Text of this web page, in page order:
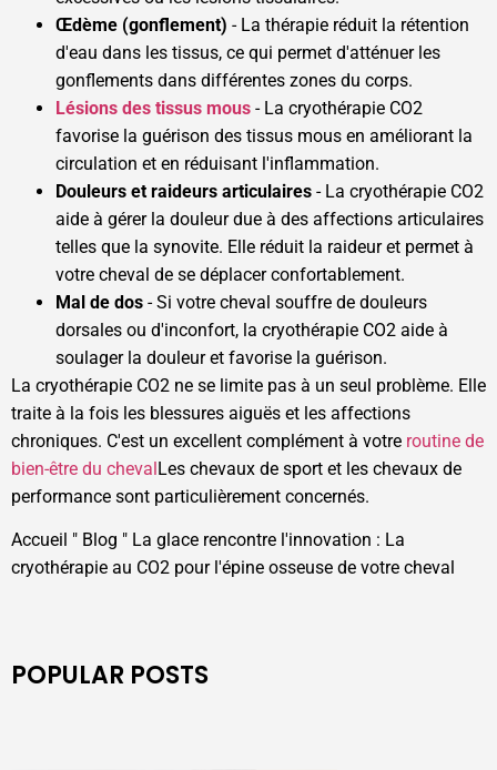
Œdème (gonflement) - La thérapie réduit la rétention
d'eau dans les tissus, ce qui permet d'atténuer les
gonflements dans différentes zones du corps.
Lésions des tissus mous - La cryothérapie CO2
favorise la guérison des tissus mous en améliorant la
circulation et en réduisant l'inflammation.
Douleurs et raideurs articulaires - La cryothérapie CO2
aide à gérer la douleur due à des affections articulaires
telles que la synovite. Elle réduit la raideur et permet à
votre cheval de se déplacer confortablement.
Mal de dos - Si votre cheval souffre de douleurs
dorsales ou d'inconfort, la cryothérapie CO2 aide à
soulager la douleur et favorise la guérison.
La cryothérapie CO2 ne se limite pas à un seul problème. Elle
traite à la fois les blessures aiguës et les affections
chroniques. C'est un excellent complément à votre routine de
bien-être du chevalLes chevaux de sport et les chevaux de
performance sont particulièrement concernés.
Accueil " Blog " La glace rencontre l'innovation : La
cryothérapie au CO2 pour l'épine osseuse de votre cheval
POPULAR POSTS